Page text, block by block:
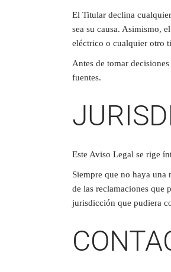
El Titular declina
sea su causa. Asimismo,
eléctrico o cualquier otro
Antes de tomar
fuentes.
Este Aviso Legal se rige
Siempre que no haya una
de las reclamaciones que
jurisdicción que pudiera